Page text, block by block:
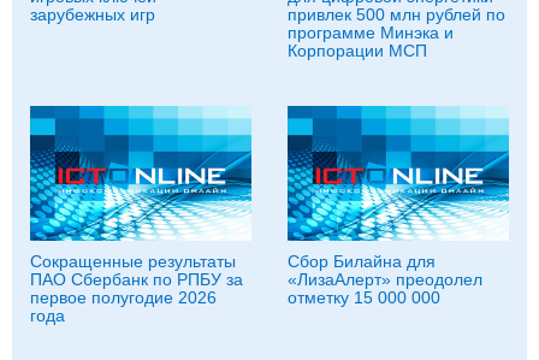
зарубежных игр
привлек 500 млн рублей по
программе Минэка и
Корпорации МСП
Сокращенные результаты
ПАО Сбербанк по РПБУ за
первое полугодие 2026
года
Сбор Билайна для
«ЛизаАлерт» преодолел
отметку 15 000 000